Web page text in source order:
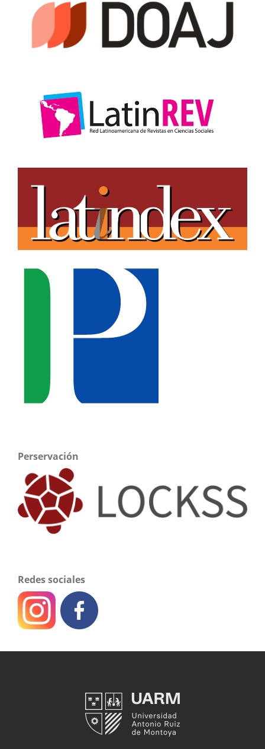
Perservación
Redes sociales